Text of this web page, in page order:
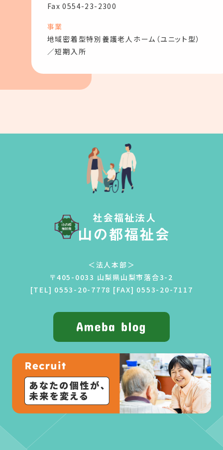
Fax 0554-23-2300
事業
地域密着型特別養護老人ホーム（ユニット型）
／短期入所
＜法人本部＞
〒405-0033 山梨県山梨市落合3-2
[TEL] 0553-20-7778 [FAX] 0553-20-7117